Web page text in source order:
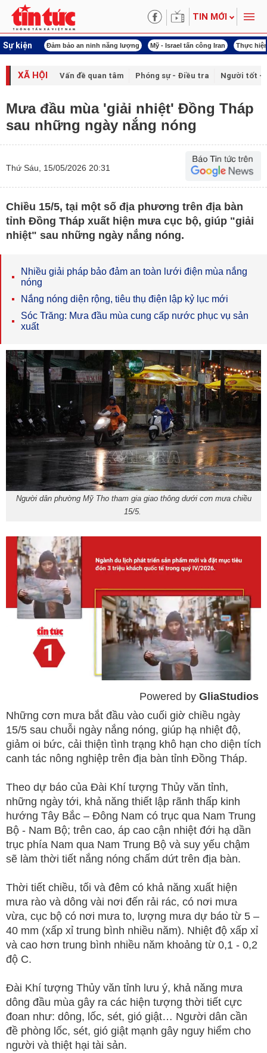
TIN MỚI
Sự kiện
khóa XVI Đảm bảo an ninh năng lượng Mỹ - Israel tấn công Iran Thực
XÃ HỘI Vấn đề quan tâm Phóng sự - Điều tra Người tốt -
Mưa đầu mùa 'giải nhiệt' Đồng Tháp
sau những ngày nắng nóng
Thứ Sáu, 15/05/2026 20:31
Chiều 15/5, tại một số địa phương trên địa bàn
tỉnh Đồng Tháp xuất hiện mưa cục bộ, giúp "giải
nhiệt" sau những ngày nắng nóng.
Nhiều giải pháp bảo đảm an toàn lưới điện mùa nắng
nóng
Nắng nóng diện rộng, tiêu thụ điện lập kỷ lục mới
Sóc Trăng: Mưa đầu mùa cung cấp nước phục vụ sản
xuất
Người dân phường Mỹ Tho tham gia giao thông dưới cơn mưa chiều
15/5.
Powered by GliaStudios
Những cơn mưa bắt đầu vào cuối giờ chiều ngày
15/5 sau chuỗi ngày nắng nóng, giúp hạ nhiệt độ,
giảm oi bức, cải thiện tình trạng khô hạn cho diện tích
canh tác nông nghiệp trên địa bàn tỉnh Đồng Tháp.
Theo dự báo của Đài Khí tượng Thủy văn tỉnh,
những ngày tới, khả năng thiết lập rãnh thấp kinh
hướng Tây Bắc – Đông Nam có trục qua Nam Trung
Bộ - Nam Bộ; trên cao, áp cao cận nhiệt đới hạ dần
trục phía Nam qua Nam Trung Bộ và suy yếu chậm
sẽ làm thời tiết nắng nóng chấm dứt trên địa bàn.
Thời tiết chiều, tối và đêm có khả năng xuất hiện
mưa rào và dông vài nơi đến rải rác, có nơi mưa
vừa, cục bộ có nơi mưa to, lượng mưa dự báo từ 5 –
40 mm (xấp xỉ trung bình nhiều năm). Nhiệt độ xấp xỉ
và cao hơn trung bình nhiều năm khoảng từ 0,1 - 0,2
độ C.
Đài Khí tượng Thủy văn tỉnh lưu ý, khả năng mưa
dông đầu mùa gây ra các hiện tượng thời tiết cực
đoan như: dông, lốc, sét, gió giật… Người dân cần
đề phòng lốc, sét, gió giật mạnh gây nguy hiểm cho
người và thiệt hại tài sản.